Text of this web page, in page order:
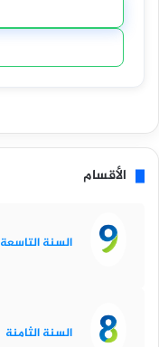
الأقسام
السنة التاسعة
السنة الثامنة